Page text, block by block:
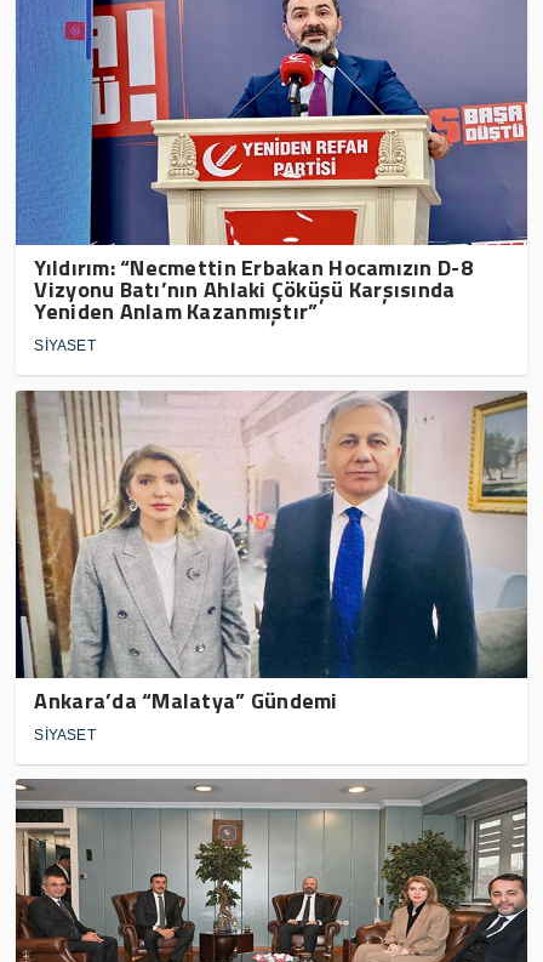
Yıldırım: “Necmettin Erbakan Hocamızın D-8
Vizyonu Batı’nın Ahlaki Çöküşü Karşısında
Yeniden Anlam Kazanmıştır”
SİYASET
Ankara’da “Malatya” Gündemi
SİYASET